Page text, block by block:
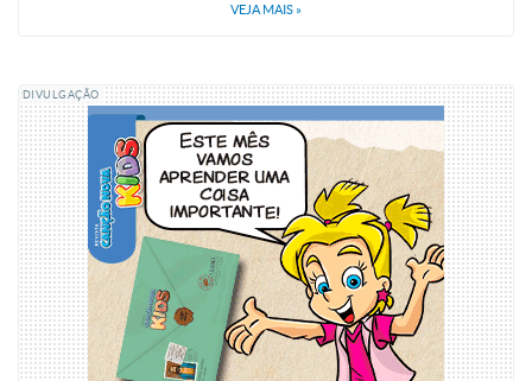
VEJA MAIS »
DIVULGAÇÃO